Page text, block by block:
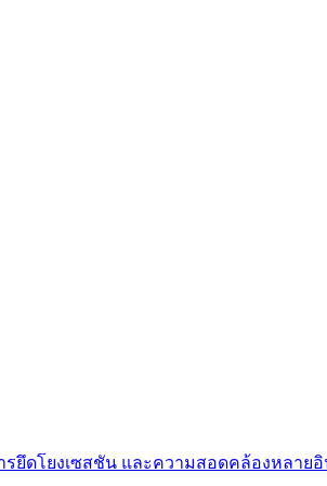
ยึดโยงเซสชัน และความสอดคล้องหลาย